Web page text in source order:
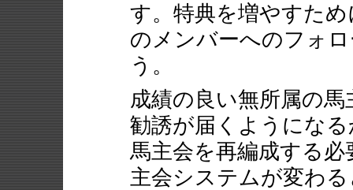
す。特典を増やすた
のメンバーへのフォ
う。
成績の良い無所属の
勧誘が届くようにな
馬主会を再編成する
主会システムが変わ